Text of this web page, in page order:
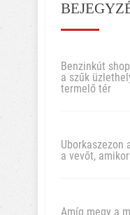
Benzinkút
a szűk
termelő tér
Uborkaszezon
a vevőt,
Amíg megy a